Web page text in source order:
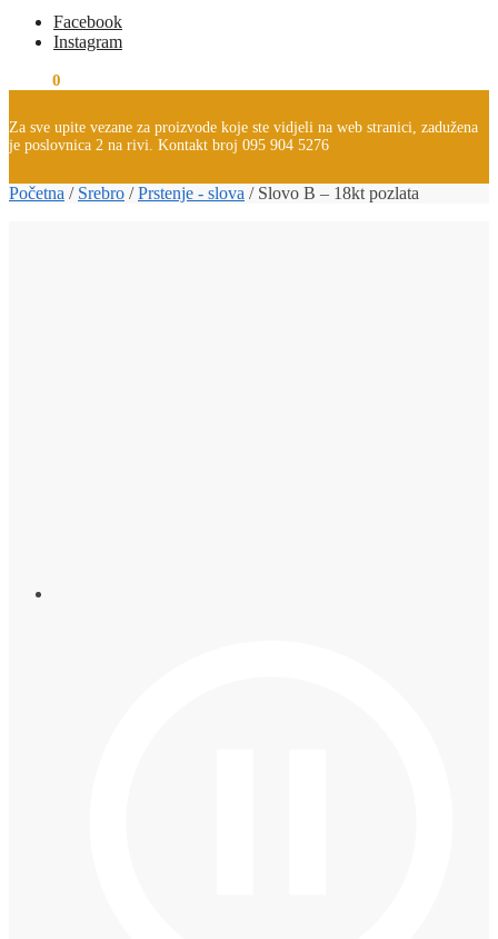
Facebook
Instagram
0
Za sve upite vezane za proizvode koje ste vidjeli na web stranici, zadužena
je poslovnica 2 na rivi. Kontakt broj 095 904 5276
Početna / Srebro /Prstenje - slova / Slovo B – 18kt pozlata